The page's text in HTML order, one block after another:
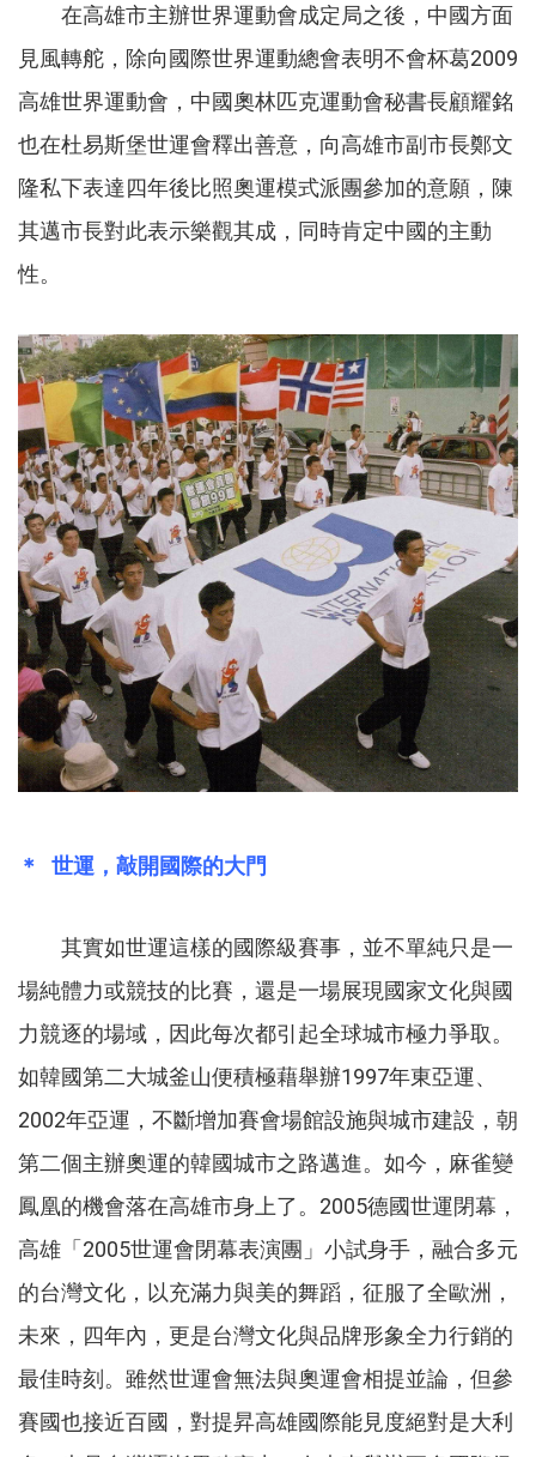
在高雄市主辦世界運動會成定局之後，中國方面
見風轉舵，除向國際世界運動總會表明不會杯葛2009
高雄世界運動會，中國奧林匹克運動會秘書長顧耀銘
也在杜易斯堡世運會釋出善意，向高雄市副市長鄭文
隆私下表達四年後比照奧運模式派團參加的意願，陳
其邁市長對此表示樂觀其成，同時肯定中國的主動
性。
＊ 世運，敲開國際的大門
其實如世運這樣的國際級賽事，並不單純只是一
場純體力或競技的比賽，還是一場展現國家文化與國
力競逐的場域，因此每次都引起全球城市極力爭取。
如韓國第二大城釜山便積極藉舉辦1997年東亞運、
2002年亞運，不斷增加賽會場館設施與城市建設，朝
第二個主辦奧運的韓國城市之路邁進。如今，麻雀變
鳳凰的機會落在高雄市身上了。2005德國世運閉幕，
高雄「2005世運會閉幕表演團」小試身手，融合多元
的台灣文化，以充滿力與美的舞蹈，征服了全歐洲，
未來，四年內，更是台灣文化與品牌形象全力行銷的
最佳時刻。雖然世運會無法與奧運會相提並論，但參
賽國也接近百國，對提昇高雄國際能見度絕對是大利